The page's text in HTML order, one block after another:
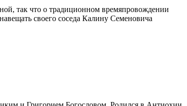
так что о традиционном времяпровождении
своего соседа Калину Семеновича